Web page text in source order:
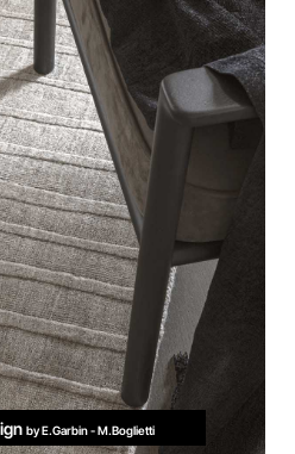
by E.Garbin - M.Boglietti